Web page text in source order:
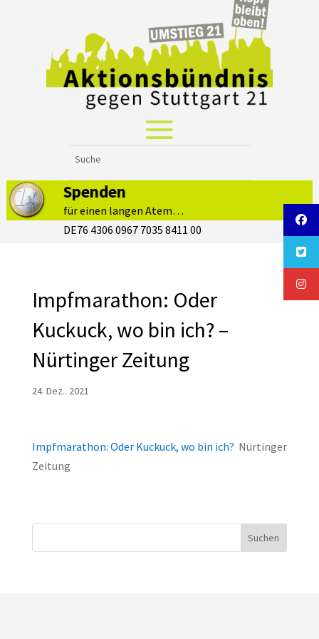
Spenden
für einen langen Atem…
DE76 4306 0967 7035 8411 00
Impfmarathon: Oder
Kuckuck, wo bin ich? –
Nürtinger Zeitung
24. Dez.. 2021
Impfmarathon: Oder Kuckuck, wo bin ich? Nürtinger
Zeitung
Suchen